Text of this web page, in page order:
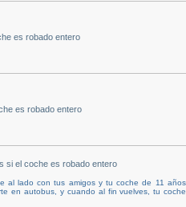
es robado entero
es robado entero
si el coche es robado entero
al lado con tus amigos y tu coche de 11
en autobus, y cuando al fin vuelves, tu